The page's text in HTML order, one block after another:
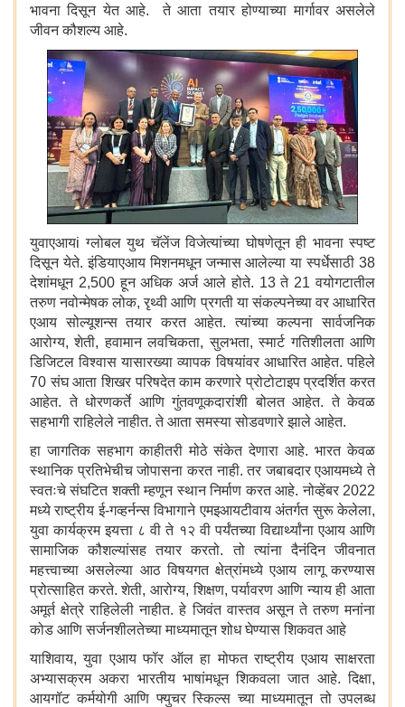
भावना दिसून येत आहे. ते आता तयार होण्याच्या मार्गावर असलेले
जीवन कौशल्य आहे.
युवाएआयi ग्लोबल युथ चॅलेंज विजेत्यांच्या घोषणेतून ही भावना स्पष्ट
दिसून येते. इंडियाएआय मिशनमधून जन्मास आलेल्या या स्पर्धेसाठी 38
देशांमधून 2,500 हून अधिक अर्ज आले होते. 13 ते 21 वयोगटातील
तरुण नवोन्मेषक लोक, रृथ्वी आणि प्रगती या संकल्पनेच्या वर आधारित
एआय सोल्यूशन्स तयार करत आहेत. त्यांच्या कल्पना सार्वजनिक
आरोग्य, शेती, हवामान लवचिकता, सुलभता, स्मार्ट गतिशीलता आणि
डिजिटल विश्वास यासारख्या व्यापक विषयांवर आधारित आहेत. पहिले
70 संघ आता शिखर परिषदेत काम करणारे प्रोटोटाइप प्रदर्शित करत
आहेत. ते धोरणकर्ते आणि गुंतवणूकदारांशी बोलत आहेत. ते केवळ
सहभागी राहिलेले नाहीत. ते आता समस्या सोडवणारे झाले आहेत.
हा जागतिक सहभाग काहीतरी मोठे संकेत देणारा आहे. भारत केवळ
स्थानिक प्रतिभेचीच जोपासना करत नाही. तर जबाबदार एआयमध्ये ते
स्वतःचे संघटित शक्ती म्हणून स्थान निर्माण करत आहे. नोव्हेंबर 2022
मध्ये राष्ट्रीय ई-गव्हर्नन्स विभागाने एमइआयटीवाय अंतर्गत सुरू केलेला,
युवा कार्यक्रम इयत्ता ८ वी ते १२ वी पर्यंतच्या विद्यार्थ्यांना एआय आणि
सामाजिक कौशल्यांसह तयार करतो. तो त्यांना दैनंदिन जीवनात
महत्त्वाच्या असलेल्या आठ विषयगत क्षेत्रांमध्ये एआय लागू करण्यास
प्रोत्साहित करते. शेती, आरोग्य, शिक्षण, पर्यावरण आणि न्याय ही आता
अमूर्त क्षेत्रे राहिलेली नाहीत. हे जिवंत वास्तव असून ते तरुण मनांना
कोड आणि सर्जनशीलतेच्या माध्यमातून शोध घेण्यास शिकवत आहे
याशिवाय, युवा एआय फॉर ऑल हा मोफत राष्ट्रीय एआय साक्षरता
अभ्यासक्रम अकरा भारतीय भाषांमधून शिकवला जात आहे. दिक्षा,
आयगॉट कर्मयोगी आणि फ्युचर स्किल्स च्या माध्यमातून तो उपलब्ध